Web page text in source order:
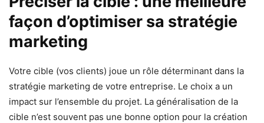
façon d’optimiser sa stratégie
marketing
Votre cible (vos clients) joue un rôle déterminant dans la
stratégie marketing de votre entreprise. Le choix a un
impact sur l’ensemble du projet. La généralisation de la
cible n’est souvent pas une bonne option pour la création